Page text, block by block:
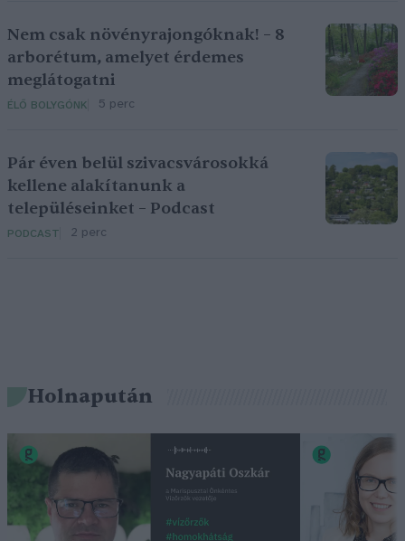
Nem csak növényrajongóknak! – 8
arborétum, amelyet érdemes
meglátogatni
ÉLŐ BOLYGÓNK 5 perc
Pár éven belül szivacsvárosokká
kellene alakítanunk a
településeinket – Podcast
PODCAST 2 perc
Holnapután